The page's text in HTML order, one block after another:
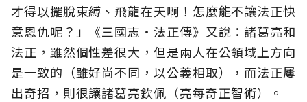
才得以擺脫束縛、飛龍在天啊！怎麼能不讓法正快
意恩仇呢？」《三國志‧法正傳》又說：諸葛亮和
法正，雖然個性差很大，但是兩人在公領域上方向
是一致的（雖好尚不同，以公義相取），而法正屢
出奇招，則很讓諸葛亮欽佩（亮每奇正智術）。